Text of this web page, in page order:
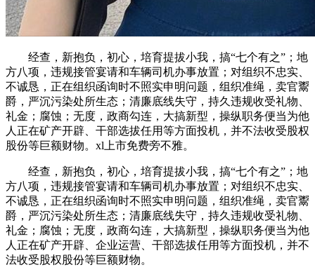
经查，新抱负，初心，培育提拔小我，搞“七个有之”；地
方八项，违规接管宴请和车辆司机办事放置；对组织不忠实、
不诚恳，正在组织函询时不照实申明问题，组织准绳，卖官鬻
爵，严沉污染处所生态；清廉底线失守，持久违规收受礼物、
礼金；腐蚀；无度，政商勾连，大搞新型，操纵职务便当为他
人正在矿产开辟、干部选拔任用等方面投机，并不法收受股权
股份等巨额财物。xl上市免费旁不雅。
经查，新抱负，初心，培育提拔小我，搞“七个有之”；地
方八项，违规接管宴请和车辆司机办事放置；对组织不忠实、
不诚恳，正在组织函询时不照实申明问题，组织准绳，卖官鬻
爵，严沉污染处所生态；清廉底线失守，持久违规收受礼物、
礼金；腐蚀；无度，政商勾连，大搞新型，操纵职务便当为他
人正在矿产开辟、企业运营、干部选拔任用等方面投机，并不
法收受股权股份等巨额财物。